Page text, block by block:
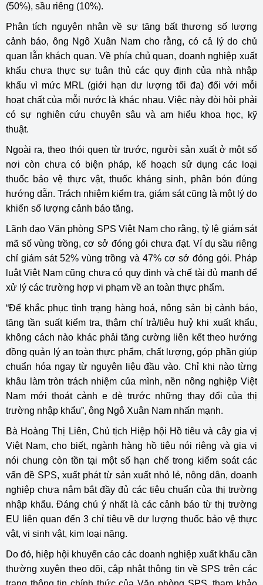
(50%), sầu riêng (10%).
Phân tích nguyên nhân về sự tăng bất thương số lượng
cảnh báo, ông Ngô Xuân Nam cho rằng, có cả lý do chủ
quan lẫn khách quan. Về phía chủ quan, doanh nghiệp xuất
khẩu chưa thực sự tuân thủ các quy định của nhà nhập
khẩu vì mức MRL (giới hạn dư lượng tối đa) đối với mỗi
hoạt chất của mỗi nước là khác nhau. Việc này đòi hỏi phải
có sự nghiên cứu chuyên sâu và am hiểu khoa học, kỹ
thuật.
Ngoài ra, theo thói quen từ trước, người sản xuất ở một số
nơi còn chưa có biện pháp, kế hoạch sử dụng các loại
thuốc bảo vệ thực vật, thuốc kháng sinh, phân bón đúng
hướng dẫn. Trách nhiệm kiểm tra, giám sát cũng là một lý do
khiến số lượng cảnh báo tăng.
Lãnh đạo Văn phòng SPS Việt Nam cho rằng, tỷ lệ giám sát
mã số vùng trồng, cơ sở đóng gói chưa đạt. Ví dụ sầu riêng
chỉ giám sát 52% vùng trồng và 47% cơ sở đóng gói. Pháp
luật Việt Nam cũng chưa có quy định và chế tài đủ mạnh để
xử lý các trường hợp vi phạm về an toàn thực phẩm.
“Để khắc phục tình trạng hàng hoá, nông sản bị cảnh báo,
tăng tần suất kiểm tra, thậm chí trả/tiêu huỷ khi xuất khẩu,
không cách nào khác phải tăng cường liên kết theo hướng
đồng quản lý an toàn thực phẩm, chất lượng, góp phần giúp
chuẩn hóa ngay từ nguyên liệu đầu vào. Chỉ khi nào từng
khâu làm tròn trách nhiệm của mình, nền nông nghiệp Việt
Nam mới thoát cảnh e dè trước những thay đổi của thị
trường nhập khẩu”, ông Ngô Xuân Nam nhấn mạnh.
Bà Hoàng Thị Liên, Chủ tịch Hiệp hội Hồ tiêu và cây gia vị
Việt Nam, cho biết, ngành hàng hồ tiêu nói riêng và gia vị
nói chung còn tồn tại một số hạn chế trong kiểm soát các
vấn đề SPS, xuất phát từ sản xuất nhỏ lẻ, nông dân, doanh
nghiệp chưa nắm bắt đầy đủ các tiêu chuẩn của thị trường
nhập khẩu. Đáng chú ý nhất là các cảnh báo từ thị trường
EU liên quan đến 3 chỉ tiêu về dư lượng thuốc bảo vệ thực
vật, vi sinh vật, kim loại nặng.
Do đó, hiệp hội khuyến cáo các doanh nghiệp xuất khẩu cần
thường xuyên theo dõi, cập nhật thông tin về SPS trên các